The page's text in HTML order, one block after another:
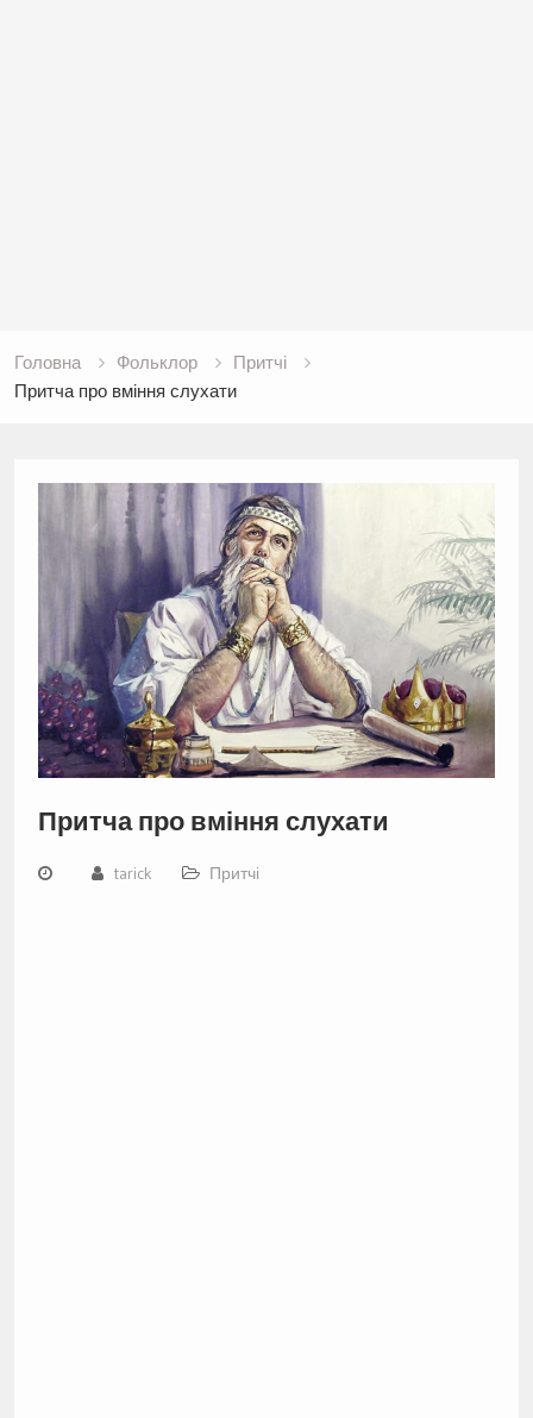
Головна Фольклор
Притчі
Притча про вміння слухати
Притча про вміння слухати
tarick Притчі